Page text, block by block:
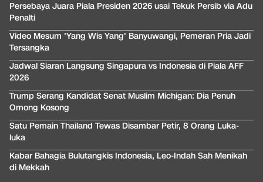
Persebaya Juara Piala Presiden 2026 usai Tekuk Persib via Adu
Penalti
Video Mesum 'Yang Wis Yang' Banyuwangi, Pemeran Pria Jadi
Tersangka
Jadwal Siaran Langsung Singapura vs Indonesia di Piala AFF
2026
Trump Serang Kandidat Senat Muslim Michigan: Dia Penuh
Omong Kosong
Satu Pemain Thailand Tewas Disambar Petir, 8 Orang Luka-
luka
Kabar Bahagia Bulutangkis Indonesia, Leo-Indah Sah Menikah
di Mekkah